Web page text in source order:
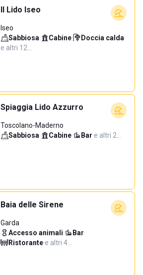
Il Lido Iseo
Iseo
Sabbiosa· Cabine· Doccia calda·
e altri 12…
Spiaggia Lido Azzurro
Toscolano-Maderno
Sabbiosa· Cabine· Bar·e altri 2…
Baia delle Sirene
Garda
Accesso animali· Bar·
Ristorante·e altri 4…